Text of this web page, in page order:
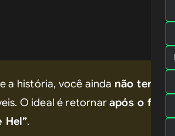
a história, você ainda não terá
O ideal é retornar após o fim
Hel”.